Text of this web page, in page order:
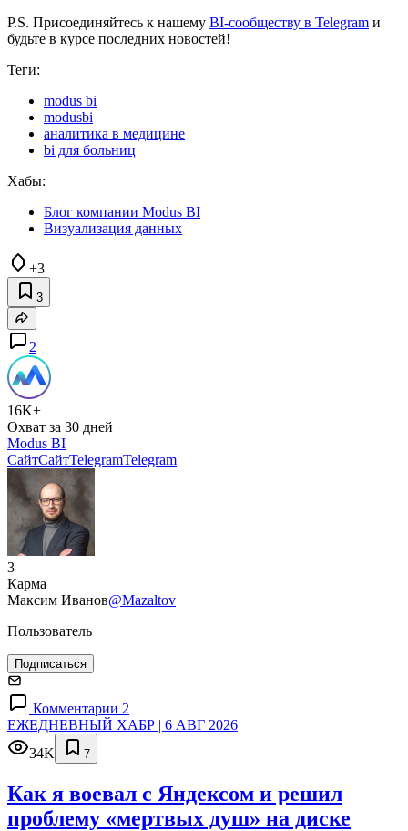
P.S. Присоединяйтесь к нашему BI-сообществу в Telegram и
будьте в курсе последних новостей!
Теги:
modus bi
modusbi
аналитика в медицине
bi для больниц
Хабы:
Блог компании Modus BI
Визуализация данных
+3
3
2
16K+
Охват за 30 дней
Modus BI
СайтСайтTelegramTelegram
3
Карма
Максим Иванов@Mazaltov
Пользователь
Подписаться
Комментарии 2
ЕЖЕДНЕВНЫЙ ХАБР | 6 АВГ 2026
34K
7
Как я воевал с Яндексом и решил
проблему «мертвых душ» на диске